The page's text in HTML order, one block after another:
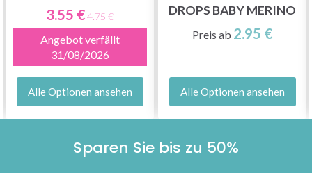
3.55 €4.75 €
Angebot verfällt
31/08/2026
Alle Optionen ansehen
DROPS BABY MERINO
Preis ab 2.95 €
Alle Optionen ansehen
Sparen Sie bis zu 50%